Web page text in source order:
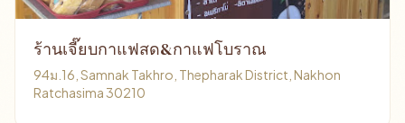
ร้านเจี๊ยบกาแฟสด&กาแฟโบราณ
94ม.16, Samnak Takhro, Thepharak District, Nakhon
Ratchasima 30210